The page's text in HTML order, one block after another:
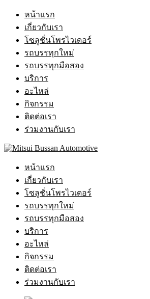
หน้าแรก
เกี่ยวกับเรา
โซลูชั่นโพรไวเดอร์
รถบรรทุกใหม่
รถบรรทุกมือสอง
บริการ
อะไหล่
กิจกรรม
ติดต่อเรา
ร่วมงานกับเรา
หน้าแรก
เกี่ยวกับเรา
โซลูชั่นโพรไวเดอร์
รถบรรทุกใหม่
รถบรรทุกมือสอง
บริการ
อะไหล่
กิจกรรม
ติดต่อเรา
ร่วมงานกับเรา